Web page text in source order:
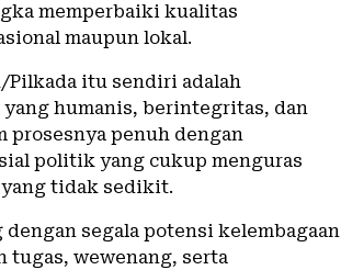
memperbaiki kualitas
maupun lokal.
Pilkada itu sendiri adalah
humanis, berintegritas, dan
prosesnya penuh dengan
politik yang cukup menguras
tidak sedikit.
dengan segala potensi kelembagaan
tugas, wewenang, serta